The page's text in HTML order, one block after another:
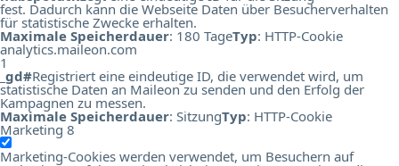
fest. Dadurch kann die Webseite Daten über Besucherverhalten
für statistische Zwecke erhalten.
Maximale Speicherdauer: 180 TageTyp: HTTP-Cookie
analytics.maileon.com
1
_gd#Registriert eine eindeutige ID, die verwendet wird, um
statistische Daten an Maileon zu senden und den Erfolg der
Kampagnen zu messen.
Maximale Speicherdauer: SitzungTyp: HTTP-Cookie
Marketing 8
Marketing-Cookies werden verwendet, um Besuchern auf